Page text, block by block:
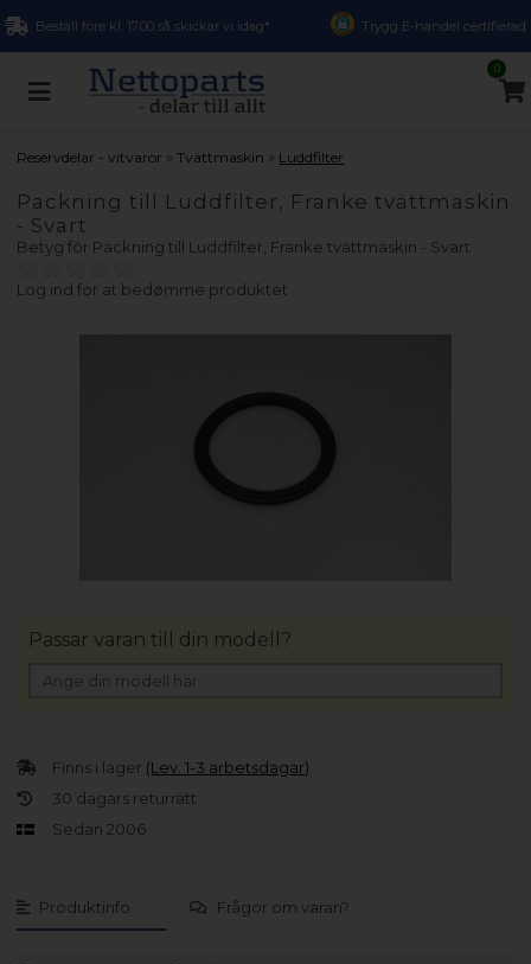
Beställ före kl. 17.00 så skickar vi idag* Trygg E-handel certifierad
0
Reservdelar - vitvaror »Tvättmaskin » Luddfilter
Packning till Luddfilter, Franke tvättmaskin
- Svart
Betyg för Packning till Luddfilter, Franke tvättmaskin - Svart
Log ind for at bedømme produktet
Produktinfo Frågor om varan?
Finns i lager (Lev. 1-3 arbetsdagar)
30 dagars returrätt
Sedan 2006
Passar varan till din modell?